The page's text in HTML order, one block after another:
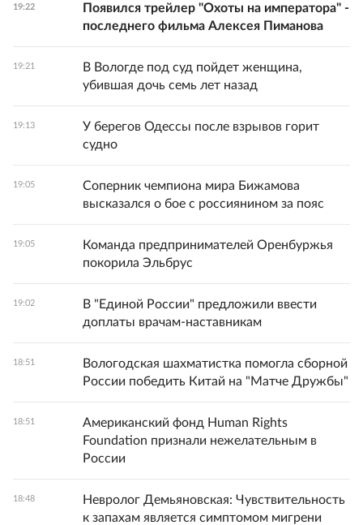
19:22
Появился трейлер "Охоты на императора" -
последнего фильма Алексея Пиманова
19:21
В Вологде под суд пойдет женщина,
убившая дочь семь лет назад
19:13
У берегов Одессы после взрывов горит
судно
19:05
Соперник чемпиона мира Бижамова
высказался о бое с россиянином за пояс
19:05
Команда предпринимателей Оренбуржья
покорила Эльбрус
19:02
В "Единой России" предложили ввести
доплаты врачам-наставникам
18:51
Вологодская шахматистка помогла сборной
России победить Китай на "Матче Дружбы"
18:51
Американский фонд Human Rights
Foundation признали нежелательным в
России
18:48
Невролог Демьяновская: Чувствительность
к запахам является симптомом мигрени